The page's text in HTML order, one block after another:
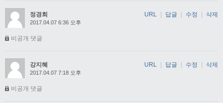
정경희
2017.04.07 6:36 오후
비공개 댓글
URL 답글 수정 삭제
강지혜
2017.04.07 7:18 오후
비공개 댓글
URL 답글 수정 삭제